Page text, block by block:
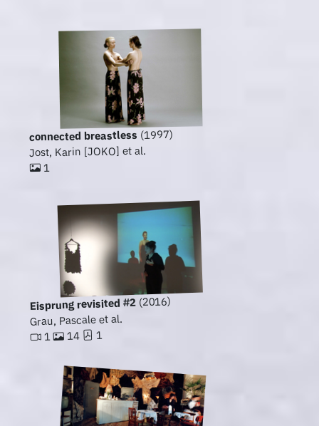
connected breastless (1997)
Jost, Karin [JOKO] et al.
1
Eisprung revisited #2(2016)
Grau, Pascale et al.
1 14 1